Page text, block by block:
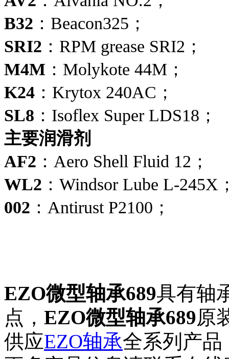
B32 ：Beacon325；
SRI2 ：RPM grease SRI2；
M4M ：Molykote 44M；
K24 ：Krytox 240AC；
SL8 ：Isoflex Super LDS18；
主要润滑剂
AF2 ：Aero Shell Fluid 12；
WL2 ：Windsor Lube L-245X
002 ：Antirust P2100；
EZO微型轴承689具有轴
点， EZO微型轴承689原
供应EZO轴承全系列产品